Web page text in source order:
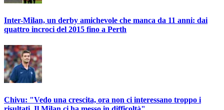
Inter-Milan, un derby amichevole che manca da 11 anni: dai
quattro incroci del 2015 fino a Perth
Chivu: "Vedo una crescita, ora non ci interessano troppo i